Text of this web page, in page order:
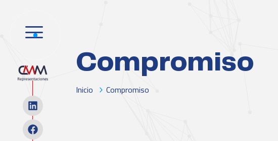
Compromiso
Inicio Compromiso